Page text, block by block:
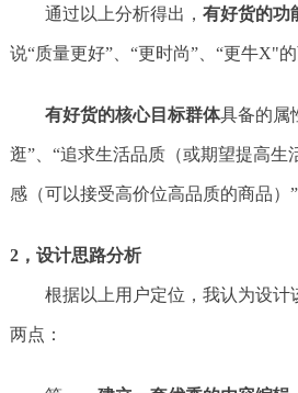
通过以上分析得出， 有好货的功
说“质量更好”、“更时尚”、“更牛X"的
有好货的核心目标群体具备的属
逛”、“追求生活品质（或期望提高生
感（可以接受高价位高品质的商品）”
2，设计思路分析
根据以上用户定位，我认为设计
两点：